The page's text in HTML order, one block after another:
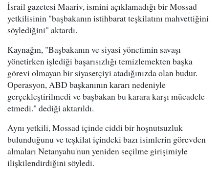
İsrail gazetesi Maariv, ismini açıklamadığı bir Mossad
yetkilisinin "başbakanın istihbarat teşkilatını mahvettiğini
söylediğini" aktardı.
Kaynağın, "Başbakanın ve siyasi yönetimin savaşı
yönetirken işlediği başarısızlığı temizlemekten başka
görevi olmayan bir siyasetçiyi atadığınızda olan budur.
Operasyon, ABD başkanının kararı nedeniyle
gerçekleştirilmedi ve başbakan bu karara karşı mücadele
etmedi." dediği aktarıldı.
Aynı yetkili, Mossad içinde ciddi bir hoşnutsuzluk
bulunduğunu ve teşkilat içindeki bazı isimlerin görevden
almaları Netanyahu'nun yeniden seçilme girişimiyle
ilişkilendirdiğini söyledi.